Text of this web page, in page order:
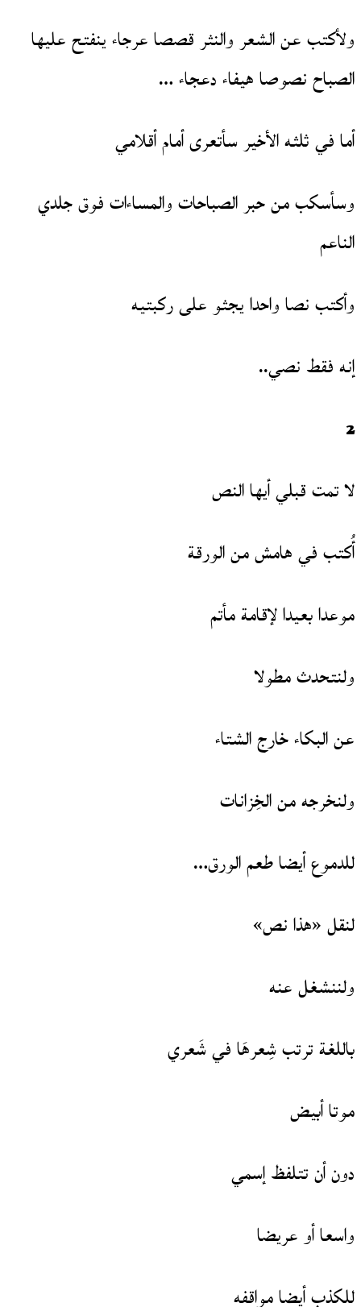
ولأكتب عن الشعر والنثر قصصا عرجاء ينفتح عليها
الصباح نصوصا هيفاء دعجاء …
أما في ثلثه الأخير سأتعرى أمام أقلامي
وسأسكب من حبر الصباحات والمساءات فوق جلدي
الناعم
وأكتب نصا واحدا يجثو على ركبتيه
إنه فقط نصي..
2
لا تمت قبلي أيها النص
أُكتب في هامش من الورقة
موعدا بعيدا لإقامة مأتم
ولنتحدث مطولا
عن البكاء خارج الشتاء
ولنخرجه من الخِزانات
للدموع أيضا طعم الورق…
لنقل «هذا نص»
ولننشغل عنه
باللغة ترتب شِعرهَا في شَعري
موتا أبيض
دون أن تتلفظ إسمي
واسعا أو عريضا
للكذب أيضا مواقفه